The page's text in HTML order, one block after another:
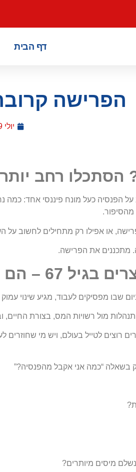
דף הבית
הפרישה
יולי 29, 2025
הסתכלו רחב יותר
על הפנסיה כעל מונח פיננסי אחד:
או אפילו רק מתחילים לחשוב על
מתכננים את הפרישה.
רק מתחילים מחדש
שבו מפסיקים לעבוד, מגיע שינוי
מול רשויות המס, בצורת החיים,
רוצים לטייל בעולם, ויש מי
בשאלה “כמה אני אקבל מהפנסיה?”
מיסים מיותרים?